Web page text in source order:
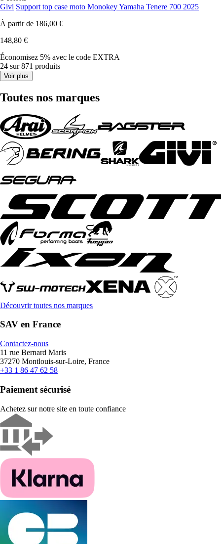
Givi Support top case moto Monokey Yamaha Tenere 700 2025
À partir de 186,00 €
148,80 €
Économisez 5% avec le code EXTRA
24 sur 871 produits
Voir plus
Toutes nos marques
Découvrir toutes nos marques
SAV en France
Contactez-nous
11 rue Bernard Maris
37270 Montlouis-sur-Loire, France
+33 1 86 47 62 58
Paiement sécurisé
Achetez sur notre site en toute confiance